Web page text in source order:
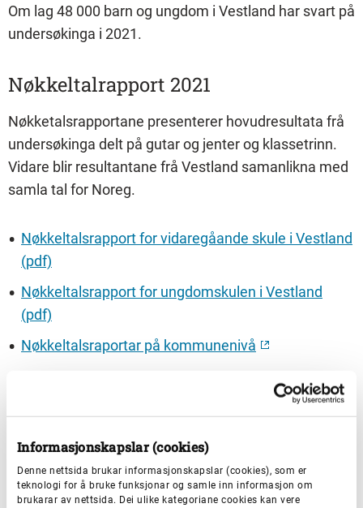
Informasjonskapslar (cookies)
Denne nettsida brukar informasjonskapslar (cookies), som er
teknologi for å bruke funksjonar og samle inn informasjon om
brukarar av nettsida. Dei ulike kategoriane cookies kan vere
Om lag 48 000 barn og ungdom i Vestland har svart på
undersøkinga i 2021.
Nøkkeltalrapport 2021
Nøkketalsrapportane presenterer hovudresultata frå
undersøkinga delt på gutar og jenter og klassetrinn.
Vidare blir resultantane frå Vestland samanlikna med
samla tal for Noreg.
Nøkkeltalsrapport for vidaregåande skule i Vestland
(pdf)
Nøkkeltalsrapport for ungdomskulen i Vestland
(pdf)
Nøkkeltalsraportar på kommunenivå
Nøkkeltalrapportane for Vestland er utarbeida av
Ungdatasenteret v/ Velferdsfordkningsinstituttet
NOVA, OsloMet Storbyuniversitet, i samarbeid med
KoRus Vest Bergen.